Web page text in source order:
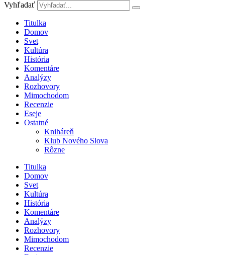
Vyhľadať
Titulka
Domov
Svet
Kultúra
História
Komentáre
Analýzy
Rozhovory
Mimochodom
Recenzie
Eseje
Ostatné
Kniháreň
Klub Nového Slova
Rôzne
Titulka
Domov
Svet
Kultúra
História
Komentáre
Analýzy
Rozhovory
Mimochodom
Recenzie